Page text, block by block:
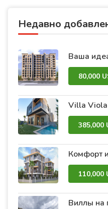
Недавно
80,000
385,000
110,000